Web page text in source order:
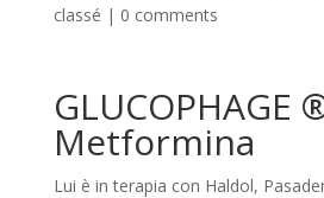
classé | 0 comments
GLUCOPHAGE
Metformina
Lui è in terapia con Haldol,